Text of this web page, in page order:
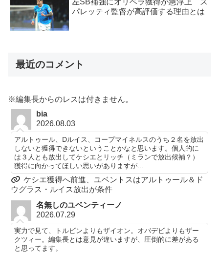
パレッティ監督が高評価する理由とは
最近のコメント
※編集長からのレスは付きません。
bia
2026.08.03
アルトゥール、Dルイス、コープマイネルスのうち２名を放出
しないと獲得できないということかなと思います。個人的に
は３人とも放出してケシエとリッチ（ミランで放出候補？）
獲得に向かってほしい思いがありますが...
ケシエ獲得へ前進、ユベントスはアルトゥール＆ド
ウグラス・ルイス放出が条件
名無しのユベンティーノ
2026.07.29
実力で見て、トルビンよりもザイオン。オバデビよりもザー
クツィー。編集長とは意見が違いますが、圧倒的に差がある
と思ってます。